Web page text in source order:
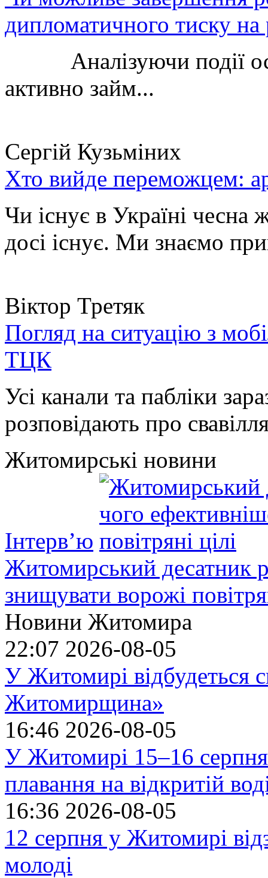
дипломатичного тиску
Аналізуючи події
активно займ...
Сергій Кузьміних
Хто вийде переможцем:
Чи існує в Україні чесна
досі існує. Ми знаємо
Віктор Третяк
Погляд на ситуацію з
ТЦК
Усі канали та пабліки
розповідають про
Житомирські новини
Інтерв’ю
Житомирський десатник
знищувати ворожі
Новини Житомира
22:07 2026-08-05
У Житомирі відбудеться
Житомирщина»
16:46 2026-08-05
У Житомирі 15–16 серпня
плавання на відкритій
16:36 2026-08-05
12 серпня у Житомирі
молоді